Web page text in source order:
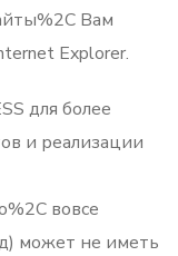
Вам
Explorer.
для более
и реализации
вовсе
может не иметь